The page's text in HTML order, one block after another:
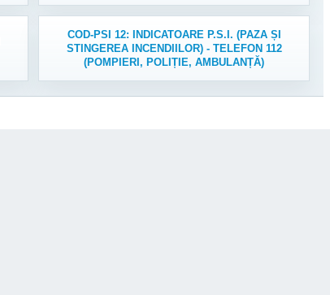
COD-PSI 12: INDICATOARE P.S.I. (PAZA ȘI
STINGEREA INCENDIILOR) - TELEFON 112
(POMPIERI, POLIȚIE, AMBULANȚĂ)